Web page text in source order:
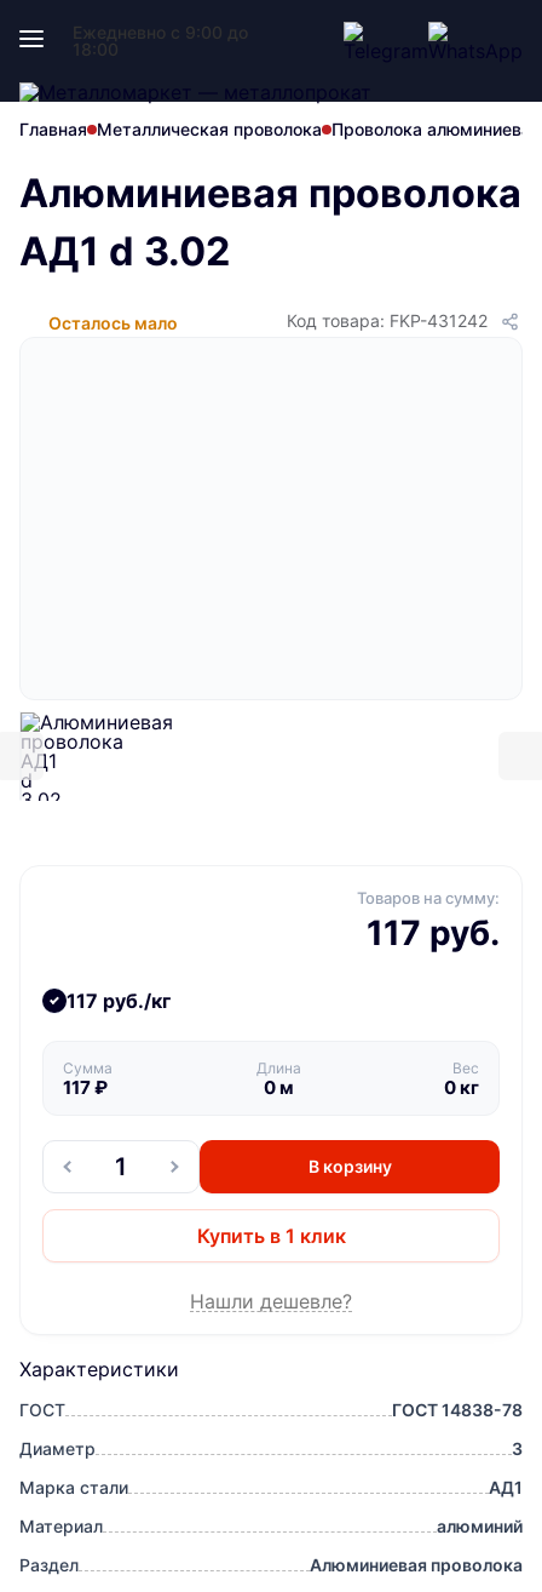
Ежедневно с 9:00 до
18:00
Главная Металлическая проволока Проволока алюминиевая
Алюминиевая проволока
АД1 d 3.02
Осталось мало Код товара: FKP-431242
Характеристики
ГОСТ
ГОСТ 14838-78
Диаметр
3
Марка стали
АД1
Материал
алюминий
Раздел
Алюминиевая проволока
Товаров на сумму:
117 руб.
117 руб./кг
Сумма
117₽
Длина
0м
Вес
0кг
В корзину
Купить в 1 клик
Нашли дешевле?